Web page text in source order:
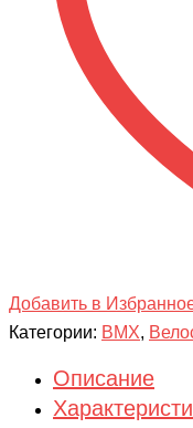
Добавить в
Категории: BMX,
Описание